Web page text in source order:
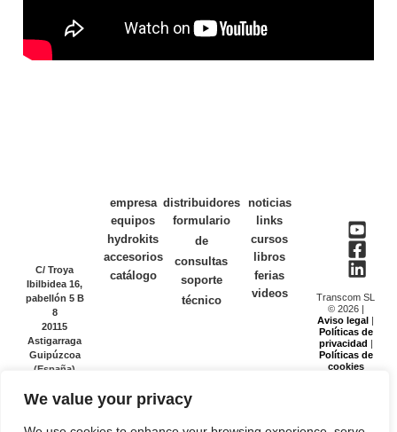
We value your privacy
C/ Troya
Ibilbidea 16,
pabellón 5 B
8
20115
Astigarraga
Guipúzcoa
(España)
Email:
info@transcomsl.com
Tel. (+34)
empresa
equipos
hydrokits
accesorios
catálogo
distribuidores
formulario
de
consultas
soporte
técnico
noticias
links
cursos
libros
ferias
videos
Transcom SL
© 2026 |
Aviso legal |
Políticas de
privacidad |
Políticas de
cookies